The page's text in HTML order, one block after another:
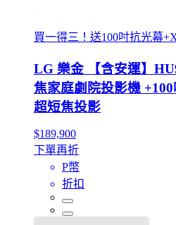
買一得三！送100吋抗光幕
LG 樂金 【含安運】
焦家庭劇院投影機
超短焦投影
$189,900
下單再折
P幣
折扣